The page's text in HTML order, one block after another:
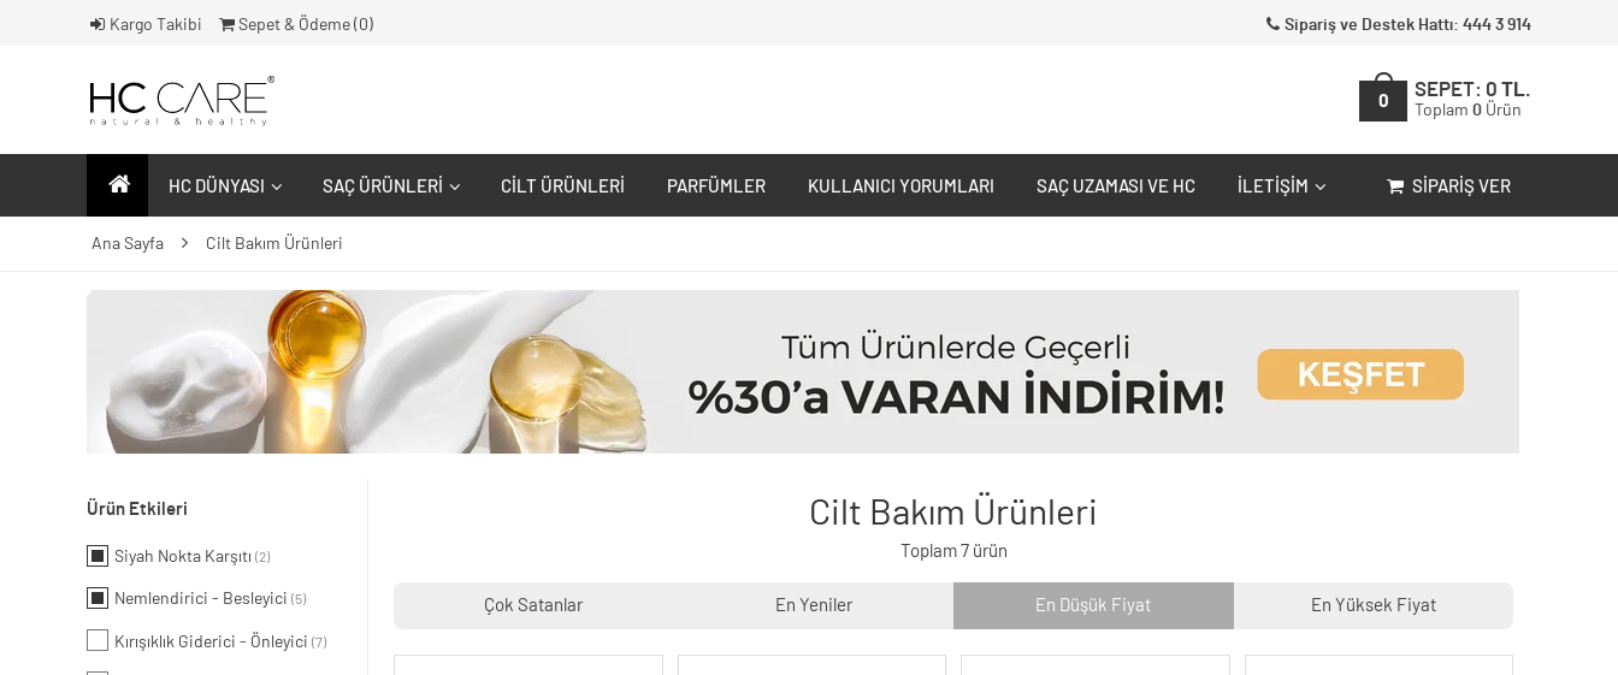
Kargo Takibi Sepet & Ödeme ( 0) Sipariş ve Destek Hattı: 444 3 914
0
SEPET: 0 TL.
Toplam 0 Ürün
HC DÜNYASI SAÇ ÜRÜNLERI CILT ÜRÜNLERI PARFÜMLER KULLANICI YORUMLARI SAÇ UZAMASI VE HC İLETIŞIM SIPARIŞ VER
Ana Sayfa Cilt Bakım Ürünleri
Ürün Etkileri
Siyah Nokta Karşıtı (2)
Nemlendirici - Besleyici (5)
Kırışıklık Giderici - Önleyici (7)
Cilt Bakım Ürünleri
Toplam 7 ürün
Çok Satanlar En Yeniler En Düşük Fiyat En Yüksek Fiyat